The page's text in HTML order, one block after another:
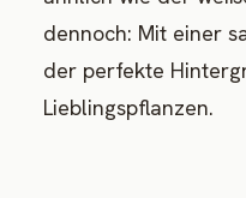
dennoch: Mit einer
der perfekte
Lieblingspflanzen.